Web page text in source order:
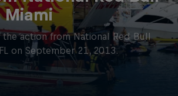
Miami
action from National Red Bull
on September 21, 2013.